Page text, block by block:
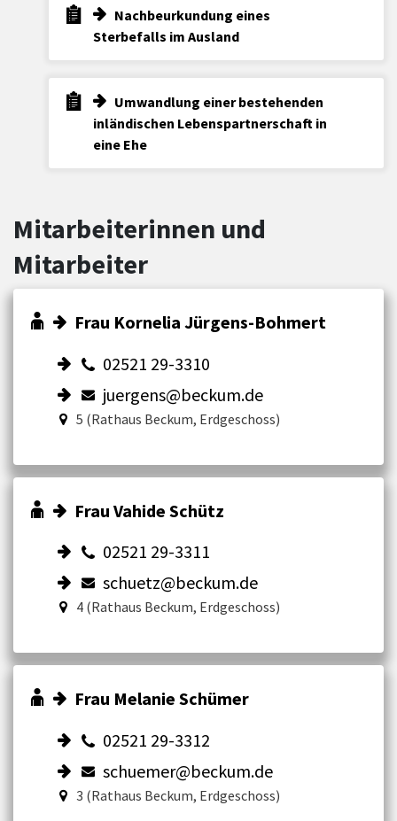
Nachbeurkundung eines
Sterbefalls im Ausland
Umwandlung einer bestehenden
inländischen Lebenspartnerschaft in
eine Ehe
Mitarbeiterinnen und
Mitarbeiter
Frau Kornelia Jürgens-Bohmert
02521 29-3310
juergens@beckum.de
5 (Rathaus Beckum, Erdgeschoss)
Frau Vahide Schütz
02521 29-3311
schuetz@beckum.de
4 (Rathaus Beckum, Erdgeschoss)
Frau Melanie Schümer
02521 29-3312
schuemer@beckum.de
3 (Rathaus Beckum, Erdgeschoss)